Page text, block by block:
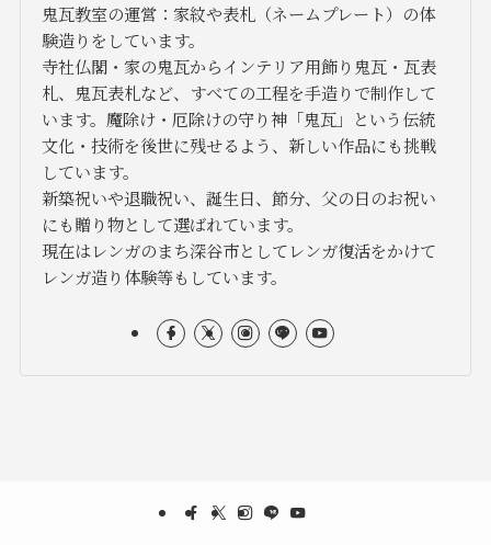
鬼瓦教室の運営：家紋や表札（ネームプレート）の体
験造りをしています。
寺社仏閣・家の鬼瓦からインテリア用飾り鬼瓦・瓦表
札、鬼瓦表札など、すべての工程を手造りで制作して
います。魔除け・厄除けの守り神「鬼瓦」という伝統
文化・技術を後世に残せるよう、新しい作品にも挑戦
しています。
新築祝いや退職祝い、誕生日、節分、父の日のお祝い
にも贈り物として選ばれています。
現在はレンガのまち深谷市としてレンガ復活をかけて
レンガ造り体験等もしています。